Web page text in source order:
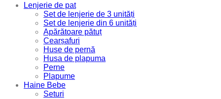
Lenjerie de pat
Set de lenjerie de 3 unități
Set de lenjerie din 6 unități
Apărătoare pătuț
Cearșafuri
Huse de pernă
Husa de plapuma
Perne
Plapume
Haine Bebe
Seturi